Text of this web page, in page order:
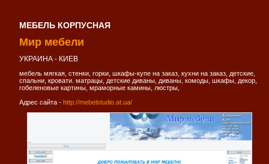
МЕБЕЛЬ КОРПУСНАЯ
Мир мебели
УКРАИНА - КИЕВ
мебель мягкая, стенки, горки, шкафы-купе на заказ, кухни на заказ, детские,
спальни, кровати. матрацы, детские диваны, диваны, комоды, шкафы, декор,
гобеленовые картины, мраморные камины, люстры,
Адрес сайта - http://mebelstudio.at.ua/